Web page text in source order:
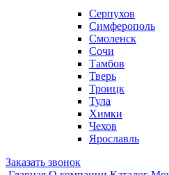
Серпухов
Симферополь
Смоленск
Сочи
Тамбов
Тверь
Троицк
Тула
Химки
Чехов
Ярославль
Заказать звонок